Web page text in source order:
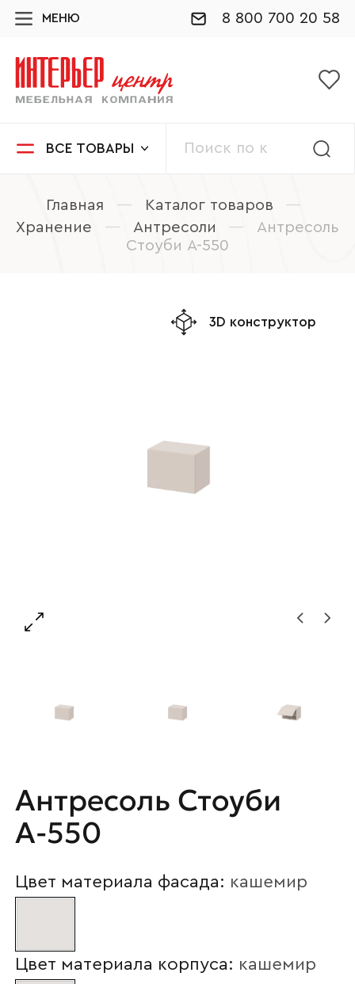
МЕНЮ 8 800 700 20 58
ВСЕ ТОВАРЫ
Главная — Каталог товаров
—
Хранение
— Антресоли —
Антресоль
Стоуби А-550
3D конструктор
Антресоль Стоуби
А-550
Цвет материала фасада: кашемир
Цвет материала корпуса: кашемир